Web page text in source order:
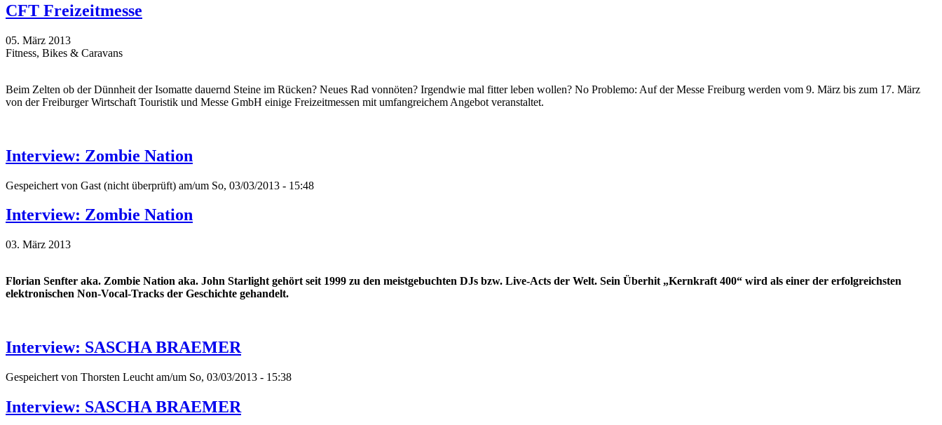
CFT Freizeitmesse
05. März 2013
Fitness, Bikes & Caravans
Beim Zelten ob der Dünnheit der Isomatte dauernd Steine im Rücken? Neues Rad vonnöten? Irgendwie mal fitter leben wollen? No Problemo: Auf der Messe Freiburg werden vom 9. März bis zum 17. März
von der Freiburger Wirtschaft Touristik und Messe GmbH einige Freizeitmessen mit umfangreichem Angebot veranstaltet.
Interview: Zombie Nation
Gespeichert von Gast (nicht überprüft) am/um So, 03/03/2013 - 15:48
Interview: Zombie Nation
03. März 2013
Florian Senfter aka. Zombie Nation aka. John Starlight gehört seit 1999 zu den meistgebuchten DJs bzw. Live-Acts der Welt. Sein Überhit „Kernkraft 400“ wird als einer der erfolgreichsten
elektronischen Non-Vocal-Tracks der Geschichte gehandelt.
Interview: SASCHA BRAEMER
Gespeichert von Thorsten Leucht am/um So, 03/03/2013 - 15:38
Interview: SASCHA BRAEMER